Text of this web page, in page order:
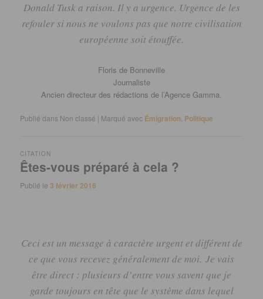
Donald Tusk a raison. Il y a urgence. Urgence de les
refouler si nous ne voulons pas que notre civilisation
européenne soit étouffée.
Floris de Bonneville
Journaliste
Ancien directeur des rédactions de l’Agence Gamma.
Publié dans Non classé | Marqué avec Émigration Politique
Êtes-vous préparé à cela ?
CITATION
Publié le3 février 2016
Ceci est un message à caractère urgent et différent de
ce que vous recevez généralement de moi. Je vais
être direct : plusieurs d’entre vous savent que je
garde toujours en tête que le système dans lequel